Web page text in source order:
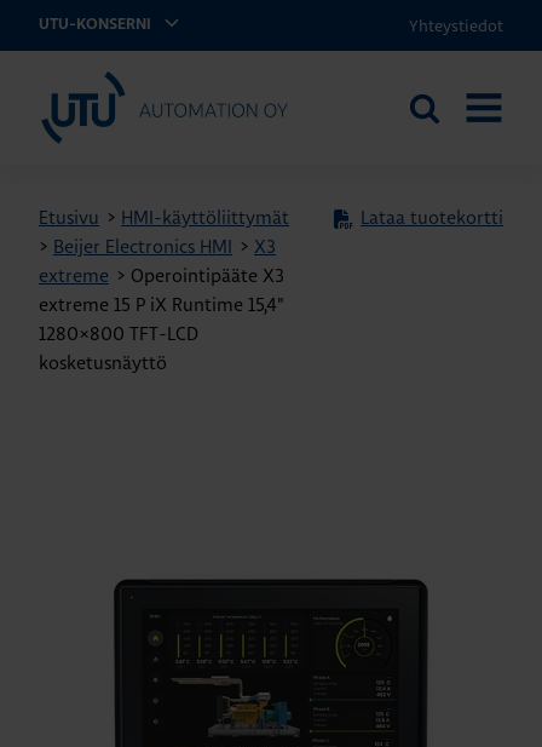
UTU-KONSERNI Yhteystiedot
UTU Automation
Etsi
Etusivu > HMI-käyttöliittymät
> Beijer Electronics HMI > X3
extreme > Operointipääte X3
extreme 15 P iX Runtime 15,4"
1280×800 TFT-LCD
kosketusnäyttö
Lataa tuotekortti